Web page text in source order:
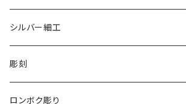
シルバー細工
彫刻
ロンボク彫り